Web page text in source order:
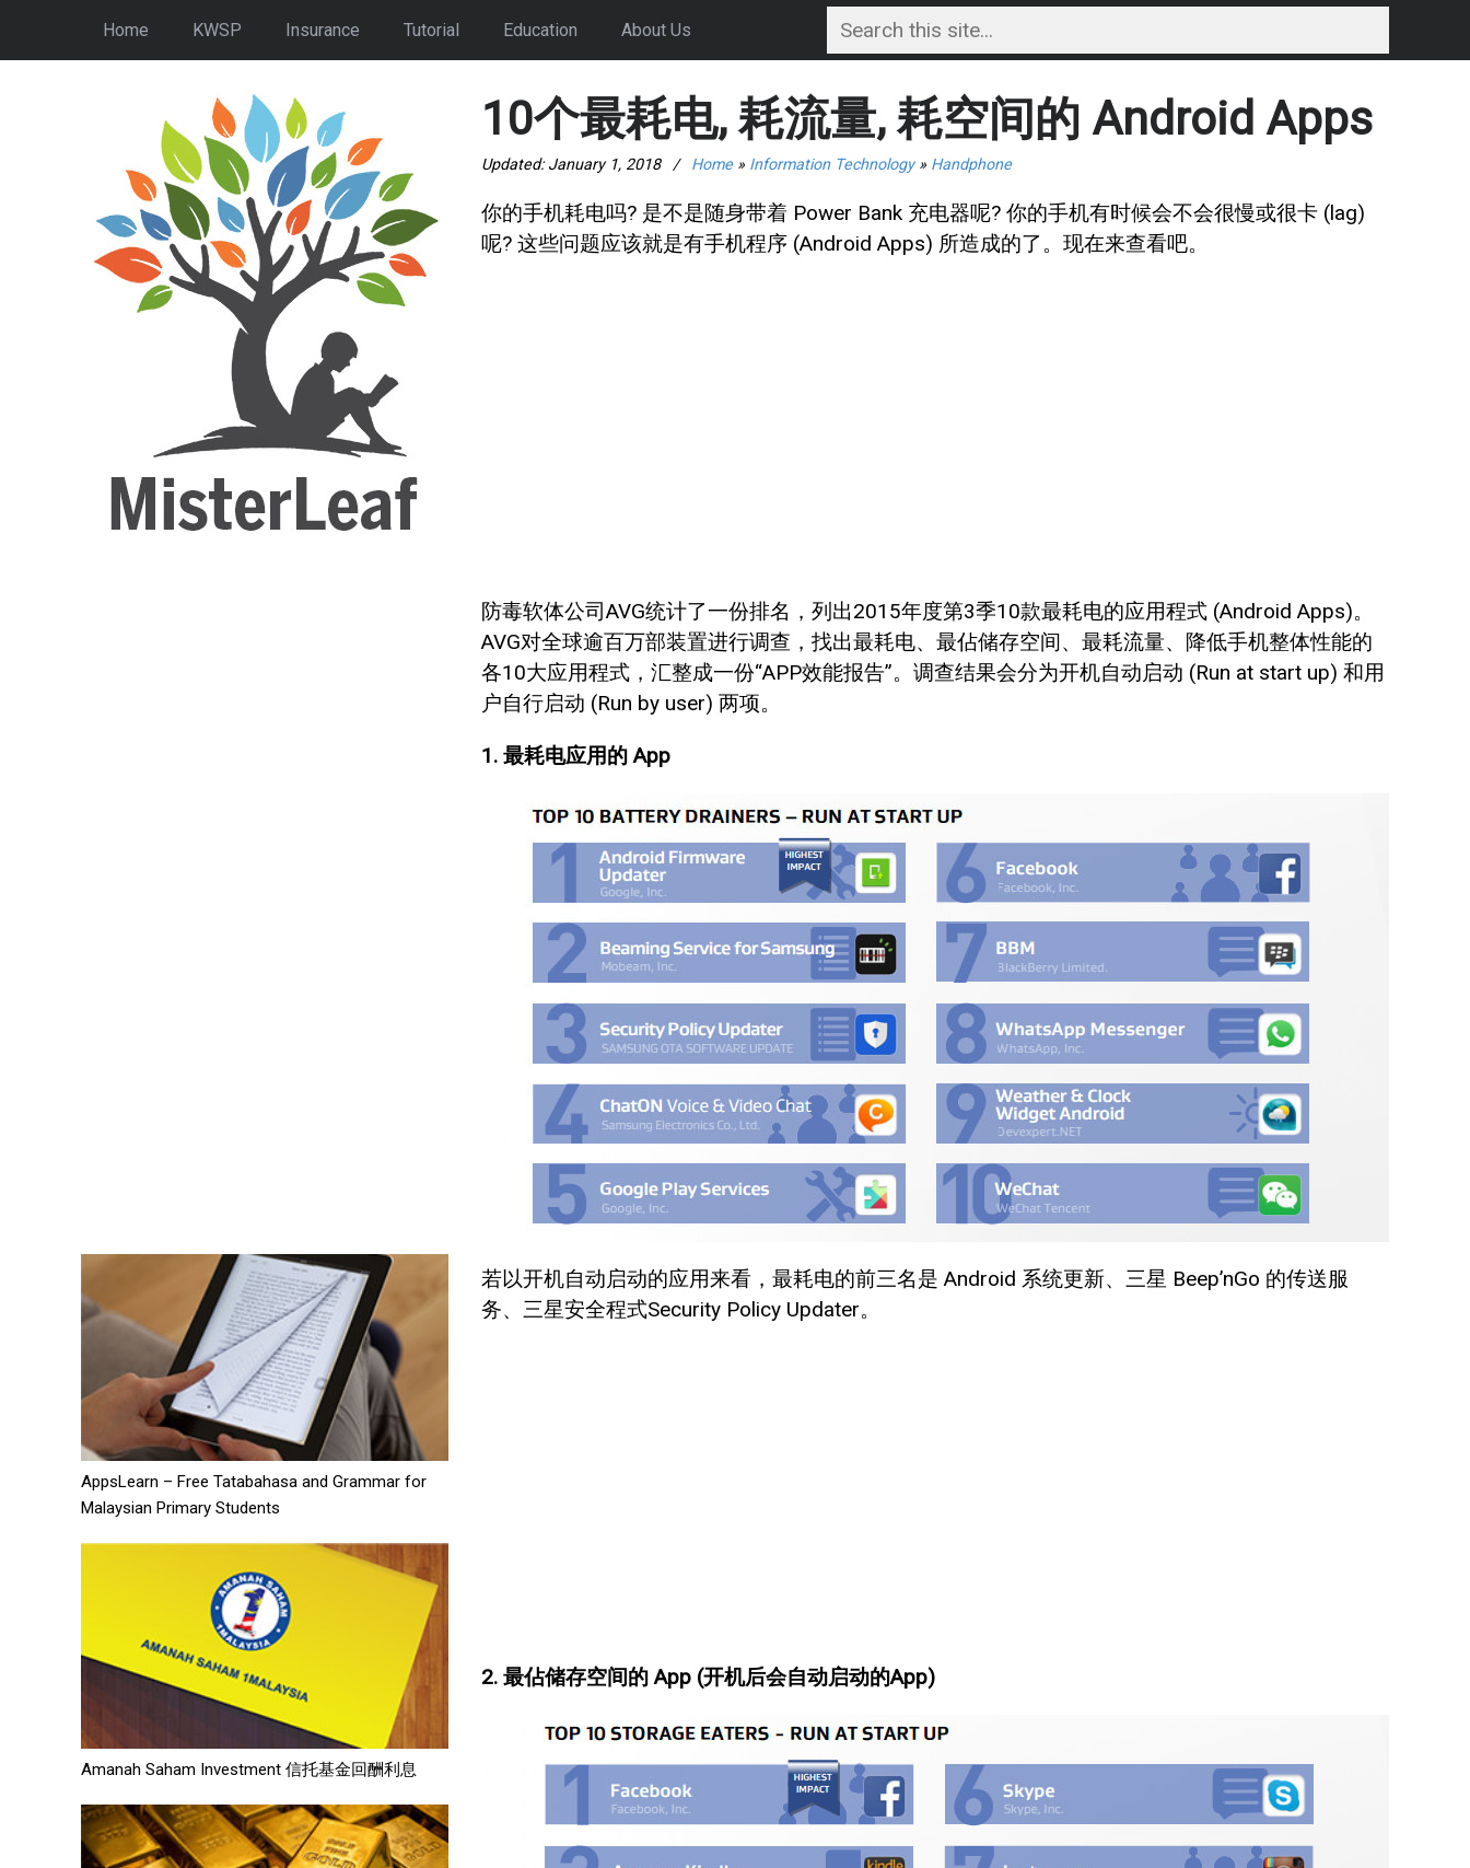
Home KWSP Insurance Tutorial Education About Us
AppsLearn – Free Tatabahasa and Grammar for
Malaysian Primary Students
Amanah Saham Investment 信托基金回酬利息
10个最耗电, 耗流量, 耗空间的 Android Apps
Updated: January 1, 2018 / Home» Information Technology» Handphone
你的手机耗电吗? 是不是随身带着 Power Bank 充电器呢? 你的手机有时候会不会很慢或很卡 (lag)
呢? 这些问题应该就是有手机程序 (Android Apps) 所造成的了。现在来查看吧。
防毒软体公司AVG统计了一份排名，列出2015年度第3季10款最耗电的应用程式 (Android Apps)。
AVG对全球逾百万部装置进行调查，找出最耗电、最佔储存空间、最耗流量、降低手机整体性能的
各10大应用程式，汇整成一份“APP效能报告”。调查结果会分为开机自动启动 (Run at start up) 和用
户自行启动 (Run by user) 两项。
1. 最耗电应用的 App
若以开机自动启动的应用来看，最耗电的前三名是 Android 系统更新、三星 Beep’nGo 的传送服
务、三星安全程式Security Policy Updater。
2. 最佔储存空间的 App (开机后会自动启动的App)